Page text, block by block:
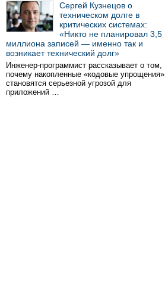
Сергей Кузнецов о
техническом долге в
критических системах:
«Никто не планировал 3,5
миллиона записей — именно так и
возникает технический долг»
Инженер-программист рассказывает о том,
почему накопленные «кодовые упрощения»
становятся серьезной угрозой для
приложений …